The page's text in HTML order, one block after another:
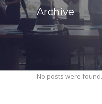
Archive
No posts were found.